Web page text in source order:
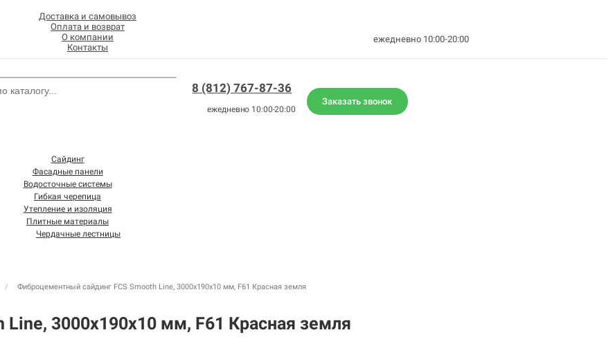
Доставка и самовывоз
Оплата и возврат
О компании
Контакты
ежедневно 10:00-20:00
8 (812) 767-87-36
ежедневно 10:00-20:00
Заказать звонок
Сайдинг
Фасадные панели
Водосточные системы
Гибкая черепица
Утепление и изоляция
Плитные материалы
Чердачные лестницы
/ Фиброцементный сайдинг FCS Smooth Line, 3000х190х10 мм, F61 Красная земля
3000х190х10 мм, F61 Красная земля